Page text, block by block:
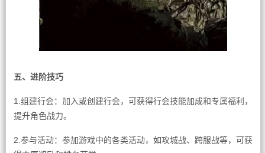
五、进阶技巧
1.组建行会：加入或创建行会，可获得行会技能加成和专属福利，
提升角色战力。
2.参与活动：参加游戏中的各类活动，如攻城战、跨服战等，可获